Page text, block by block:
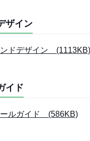
ザイン
ドデザイン (1113KB)
イド
ルガイド (586KB)